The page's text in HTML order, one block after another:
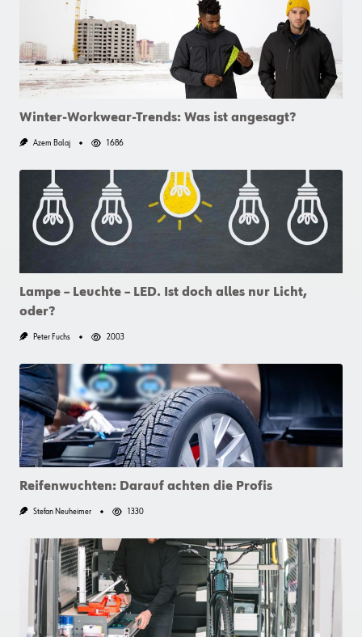
Winter-Workwear-Trends: Was ist angesagt?
Azem Balaj 1686
Lampe – Leuchte – LED. Ist doch alles nur Licht,
oder?
Peter Fuchs 2003
Reifenwuchten: Darauf achten die Profis
Stefan Neuheimer 1330